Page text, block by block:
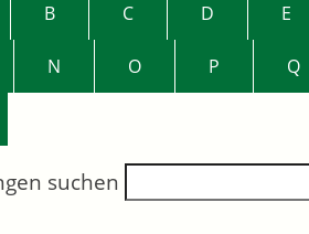
B C D E
N O P Q
suchen